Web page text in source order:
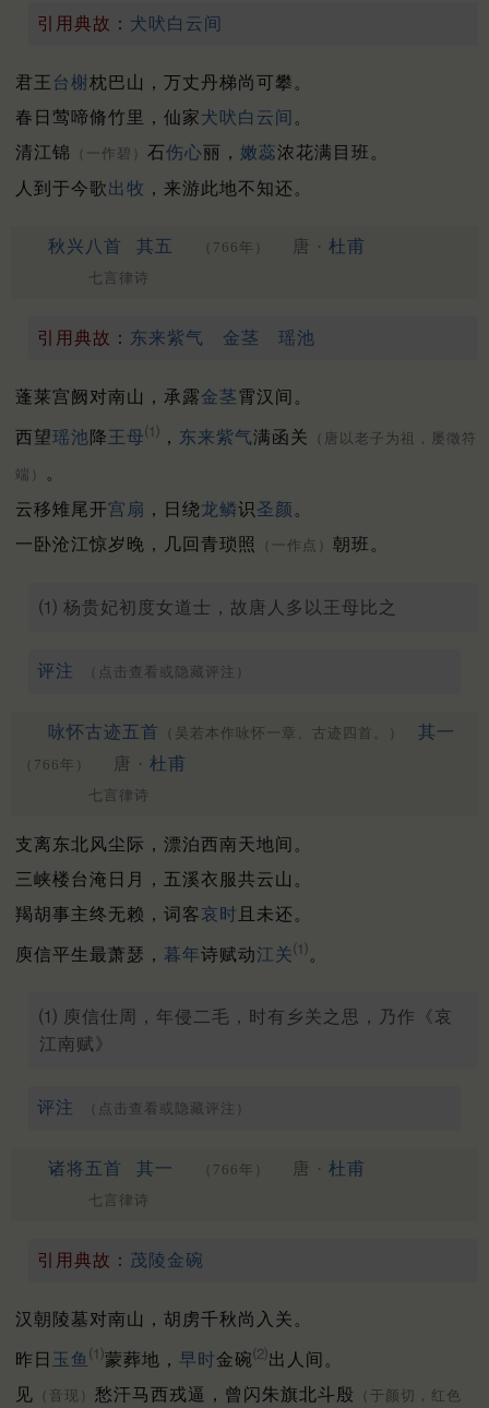
引用典故： 犬吠白云间
君王台榭枕巴山，万丈丹梯尚可攀。
春日莺啼脩竹里，仙家犬吠白云间 。
清江锦
（一作碧） 石伤心丽， 嫩蕊浓花满目班。
人到于今歌出牧 ，来游此地不知还。
秋兴八首 其五 （766年） 唐 · 杜甫
七言律诗
引用典故： 东来紫气 金茎 瑶池
蓬莱宫阙对南山，承露金茎霄汉间。
西望瑶池降王母⑴ ， 东来紫气满函关 （唐以老子为祖，屡徵符
端）
。
云移雉尾开宫扇 ，日绕龙鳞识 圣颜 。
一卧沧江惊岁晚，几回青琐照
（一作点） 朝班。
⑴ 杨贵妃初度女道士，故唐人多以王母比之
评注 （点击查看或隐藏评注）
咏怀古迹五首 （吴若本作咏怀一章、古迹四首。） 其一
（766年） 唐 · 杜甫
七言律诗
支离东北风尘际，漂泊西南天地间。
三峡楼台淹日月，五溪衣服共云山。
羯胡事主终无赖，词客哀时 且未还。
庾信平生最萧瑟， 暮年诗赋动江关⑴ 。
⑴ 庾信仕周，年侵二毛，时有乡关之思，乃作《哀
江南赋》
评注 （点击查看或隐藏评注）
诸将五首 其一 （766年） 唐 · 杜甫
七言律诗
引用典故： 茂陵金碗
汉朝陵墓对南山，胡虏千秋尚入关。
昨日 玉鱼 ⑴蒙葬地， 早时金碗⑵出人间。
见 （音现） 愁汗马西戎逼，曾闪朱旗北斗殷 （于颜切，红色